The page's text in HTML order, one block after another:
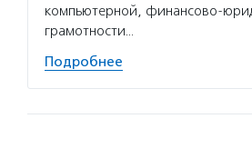
компьютерной, финансово-
грамотности…
Подробнее